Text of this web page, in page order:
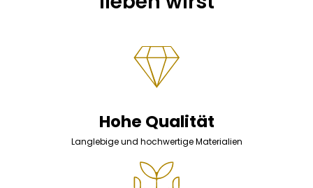
Hohe Qualität
Langlebige und hochwertige Materialien